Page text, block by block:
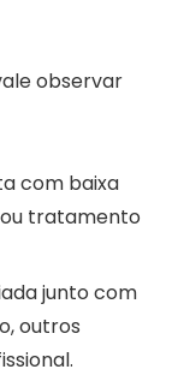
observar
com baixa
tratamento
junto com
outros